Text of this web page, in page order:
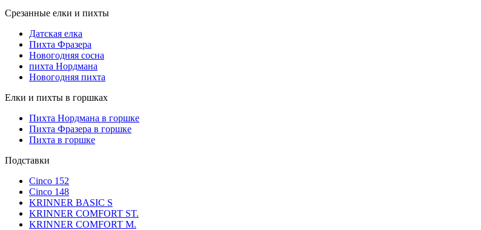
Срезанные елки и пихты
Датская елка
Пихта Фразера
Новогодняя сосна
пихта Нордмана
Новогодняя пихта
Елки и пихты в горшках
Пихта Нордмана в горшке
Пихта Фразера в горшке
Пихта в горшке
Подставки
Cinco 152
Cinco 148
KRINNER BASIC S
KRINNER COMFORT ST.
KRINNER COMFORT М.